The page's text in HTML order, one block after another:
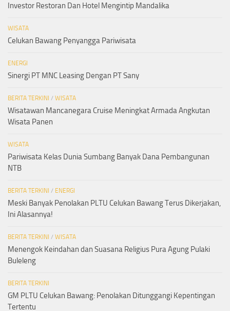
Investor Restoran Dan Hotel Mengintip Mandalika
WISATA
Celukan Bawang Penyangga Pariwisata
ENERGI
Sinergi PT MNC Leasing Dengan PT Sany
BERITA TERKINI / WISATA
Wisatawan Mancanegara Cruise Meningkat Armada Angkutan
Wisata Panen
WISATA
Pariwisata Kelas Dunia Sumbang Banyak Dana Pembangunan
NTB
BERITA TERKINI / ENERGI
Meski Banyak Penolakan PLTU Celukan Bawang Terus Dikerjakan,
Ini Alasannya!
BERITA TERKINI / WISATA
Menengok Keindahan dan Suasana Religius Pura Agung Pulaki
Buleleng
BERITA TERKINI
GM PLTU Celukan Bawang: Penolakan Ditunggangi Kepentingan
Tertentu